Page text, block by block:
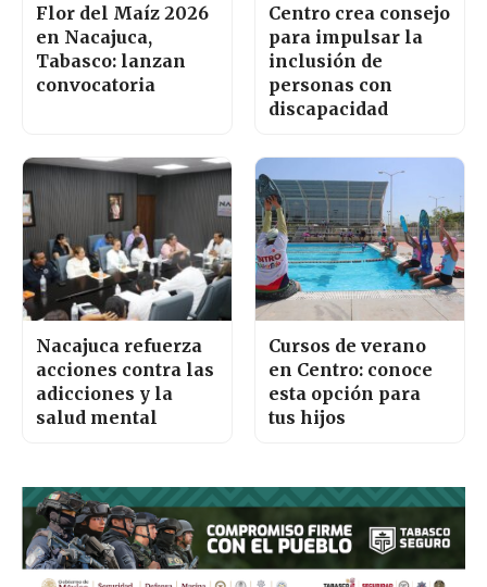
Flor del Maíz 2026
en Nacajuca,
Tabasco: lanzan
convocatoria
Centro crea consejo
para impulsar la
inclusión de
personas con
discapacidad
Nacajuca refuerza
acciones contra las
adicciones y la
salud mental
Cursos de verano
en Centro: conoce
esta opción para
tus hijos